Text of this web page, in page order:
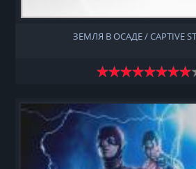
ЗЕМЛЯ В ОСАДЕ / CAPTIVE